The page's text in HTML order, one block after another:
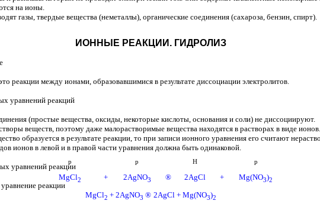
на ионы.
газы, твердые вещества (неметаллы), органические соединения (сахароза, бензин, спирт).
ИОННЫЕ РЕАКЦИИ. ГИДРОЛИЗ
реакции между ионами, образовавшимися в результате диссоциации электролитов.
уравнений реакций
(простые вещества, оксиды, некоторые кислоты, основания и соли) не диссоциируют.
веществ, поэтому даже малорастворимые вещества находятся в растворах в виде ионов.
образуется в результате реакции, то при записи ионного уравнения его считают
ионов в левой и в правой части уравнения должна быть одинаковой.
уравнений реакции
реакции
MgCl2 + 2AgNO3 ® 2AgCl + Mg(NO3)2
p p H p
MgCl2 + 2AgNO3 ® 2AgCl + Mg(NO3)2